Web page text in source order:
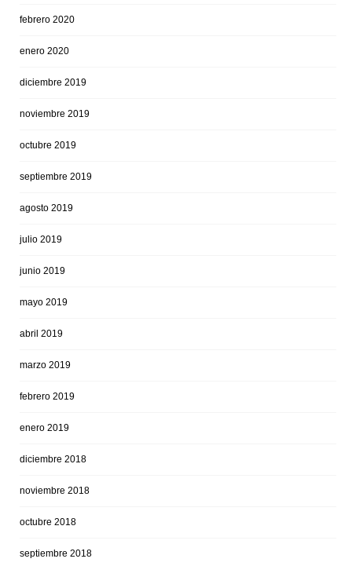
febrero 2020
enero 2020
diciembre 2019
noviembre 2019
octubre 2019
septiembre 2019
agosto 2019
julio 2019
junio 2019
mayo 2019
abril 2019
marzo 2019
febrero 2019
enero 2019
diciembre 2018
noviembre 2018
octubre 2018
septiembre 2018